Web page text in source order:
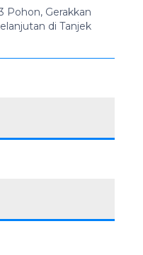
Pohon, Gerakkan
di Tanjek